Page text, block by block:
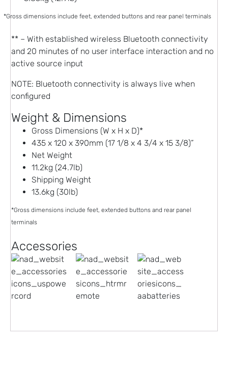
*Gross dimensions include feet, extended buttons and rear panel terminals
** – With established wireless Bluetooth connectivity
and 20 minutes of no user interface interaction and no
active source input
NOTE: Bluetooth connectivity is always live when
configured
Weight & Dimensions
Gross Dimensions (W x H x D)*
435 x 120 x 390mm (17 1/8 x 4 3/4 x 15 3/8)”
Net Weight
11.2kg (24.7lb)
Shipping Weight
13.6kg (30lb)
*Gross dimensions include feet, extended buttons and rear panel
terminals
Accessories